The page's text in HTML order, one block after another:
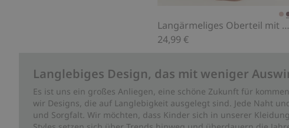
Langärmeliges Oberteil mit Rüsche
24,99 €
Langlebiges Design, das mit weniger
Es ist uns ein großes Anliegen, eine schöne Zukunft für
wir Designs, die auf Langlebigkeit ausgelegt sind. Jede Naht
und Sorgfalt. Wir möchten, dass Kinder sich in unserer